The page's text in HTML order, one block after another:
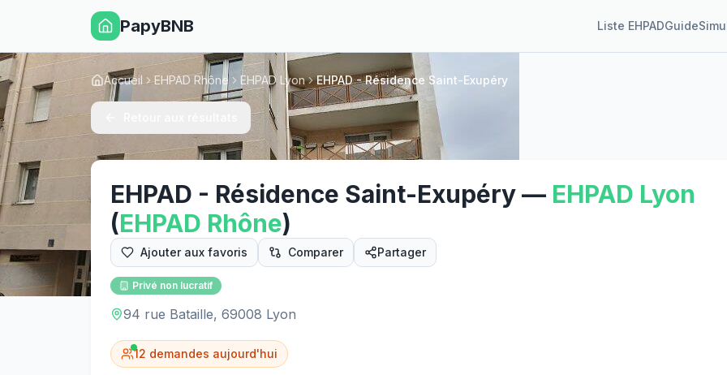
PapyBNB Liste EHPADGuide
Accueil EHPAD Rhône EHPAD Lyon EHPAD - Résidence Saint-Exupéry
EHPAD - Résidence Saint-Exupéry— EHPAD Lyon
(EHPAD Rhône)
Ajouter aux favoris Comparer Partager
Privé non lucratif
94 rue Bataille, 69008 Lyon
12 demandes aujourd'hui